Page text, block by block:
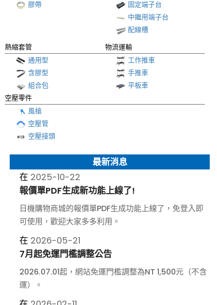
膠帶
固定端子台
中繼用端子台
配線槽
熱縮套管
通用型
含膠型
組合包
物流運輸
工作推車
手推車
平板車
空壓零件
風槍
空壓管
空壓接頭
最新消息
2025-10-22
報價單PDF生成新功能上線了!
日機購物商城的報價單PDF生成功能上線了，免登入即
可使用，歡迎大家多多利用。
2026-05-21
7月起免運門檻調整公告
2026.07.01起，網站免運門檻調整為NT 1,500元（不含
運）。